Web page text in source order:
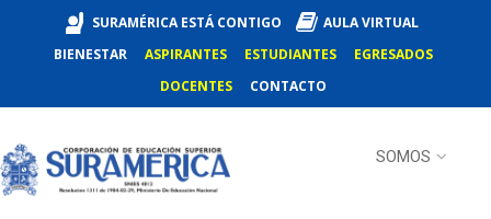
SURAMÉRICA ESTÁ CONTIGO
AULA VIRTUAL
BIENESTAR
ASPIRANTES ESTUDIANTES
EGRESADOS
DOCENTES
CONTACTO
SOMOS